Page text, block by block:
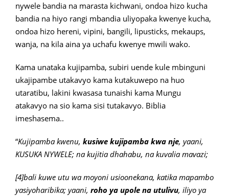
nywele bandia na marasta kichwani, ondoa hizo kucha
bandia na hiyo rangi mbandia uliyopaka kwenye kucha,
ondoa hizo hereni, vipini, bangili, lipusticks, mekaups,
wanja, na kila aina ya uchafu kwenye mwili wako.
Kama unataka kujipamba, subiri uende kule mbinguni
ukajipambe utakavyo kama kutakuwepo na huo
utaratibu, lakini kwasasa tunaishi kama Mungu
atakavyo na sio kama sisi tutakavyo. Biblia
imeshasema..
“Kujipamba kwenu, kusiwe kujipamba kwa nje, yaani,
KUSUKA NYWELE; na kujitia dhahabu, na kuvalia mavazi;
[4]bali kuwe utu wa moyoni usioonekana, katika mapambo
yasiyoharibika; yaani, roho ya upole na utulivu, iliyo ya